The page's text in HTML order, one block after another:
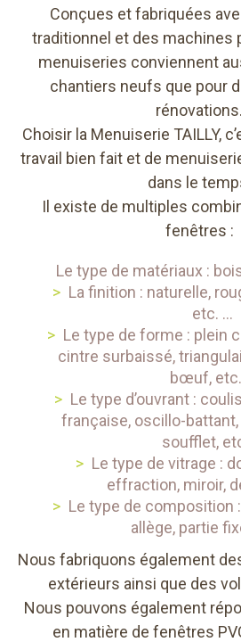
Conçues et fabriquées
traditionnel et des machines
menuiseries conviennent
chantiers neufs que pour
rénovations.
Choisir la Menuiserie TAILLY,
travail bien fait et de
dans le
Il existe de multiples
fenêtres :
Le type de matériaux :
La finition : naturelle,
etc. …
Le type de forme : plein
cintre surbaissé,
bœuf,
Le type d’ouvrant :
française, oscillo-battant,
soufflet,
Le type de vitrage :
effraction, miroir,
Le type de composition
allège, partie
Nous fabriquons également
extérieurs ainsi que des
Nous pouvons également
en matière de fenêtres